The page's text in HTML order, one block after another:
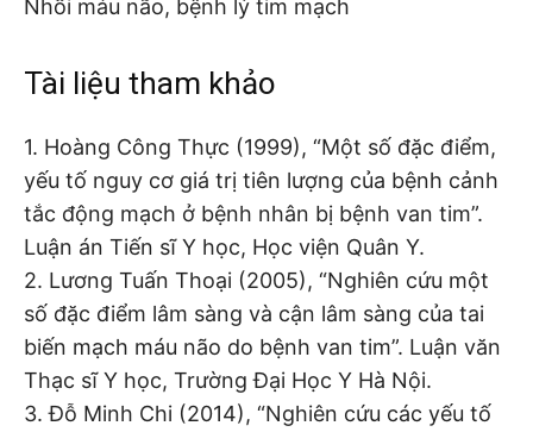
Nhồi máu não, bệnh lý tim mạch
Tài liệu tham khảo
1. Hoàng Công Thực (1999), “Một số đặc điểm,
yếu tố nguy cơ giá trị tiên lượng của bệnh cảnh
tắc động mạch ở bệnh nhân bị bệnh van tim”.
Luận án Tiến sĩ Y học, Học viện Quân Y.
2. Lương Tuấn Thoại (2005), “Nghiên cứu một
số đặc điểm lâm sàng và cận lâm sàng của tai
biến mạch máu não do bệnh van tim”. Luận văn
Thạc sĩ Y học, Trường Đại Học Y Hà Nội.
3. Đỗ Minh Chi (2014), “Nghiên cứu các yếu tố